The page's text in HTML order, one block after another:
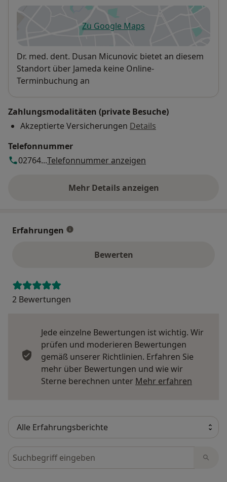
Zu Google Mapsöffnet in einer neuen
Verfügbarkeit
Dr. med. dent. Dusan Micunovic bietet an diesem
Standort über Jameda keine Online-
Terminbuchung an
Zahlungsmodalitäten (private Besuche)
Akzeptierte Versicherungen Details
Telefonnummer
02764...Telefonnummer anzeigen
Mehr Details anzeigen
über die Adresse
Erfahrungen
Bewerten
2 Bewertungen
Jede einzelne Bewertungen ist wichtig. Wir
prüfen und moderieren Bewertungen
gemäß unserer Richtlinien. Erfahren Sie
mehr über Bewertungen und wie wir
Sterne berechnen unter Mehr erfahren
Bewertungen durchsuchen